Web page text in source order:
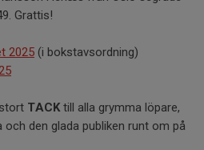
Grattis!
2025 (i bokstavsordning)
TACKtill alla grymma löpare,
den glada publiken runt om på